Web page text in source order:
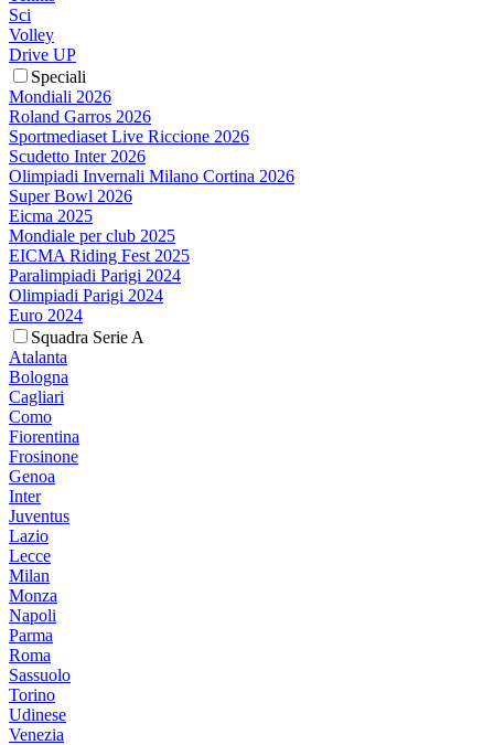
Sci
Volley
Drive UP
Speciali
Mondiali 2026
Roland Garros 2026
Sportmediaset Live Riccione 2026
Scudetto Inter 2026
Olimpiadi Invernali Milano Cortina 2026
Super Bowl 2026
Eicma 2025
Mondiale per club 2025
EICMA Riding Fest 2025
Paralimpiadi Parigi 2024
Olimpiadi Parigi 2024
Euro 2024
Squadra Serie A
Atalanta
Bologna
Cagliari
Como
Fiorentina
Frosinone
Genoa
Inter
Juventus
Lazio
Lecce
Milan
Monza
Napoli
Parma
Roma
Sassuolo
Torino
Udinese
Venezia